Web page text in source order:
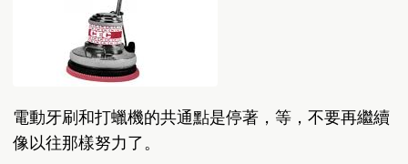
電動牙刷和打蠟機的共通點是停著，等，不要再繼續
像以往那樣努力了。